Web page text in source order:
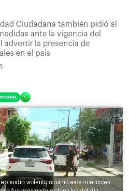
Ciudadana también pidió al
ante la vigencia del
advertir la presencia de
en el país
episodio violento ocurrió este miércoles,